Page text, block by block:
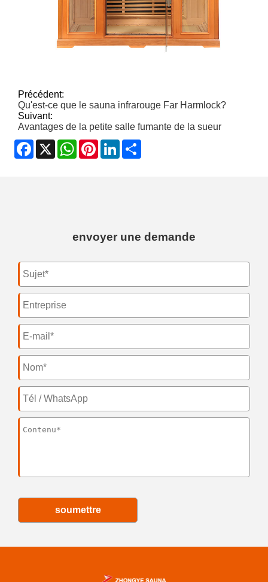
Précédent:
Qu'est-ce que le sauna infrarouge Far Harmlock?
Suivant:
Avantages de la petite salle fumante de la sueur
Facebook
X WhatsApp
PinterestLinkedIn
envoyer une demande
soumettre